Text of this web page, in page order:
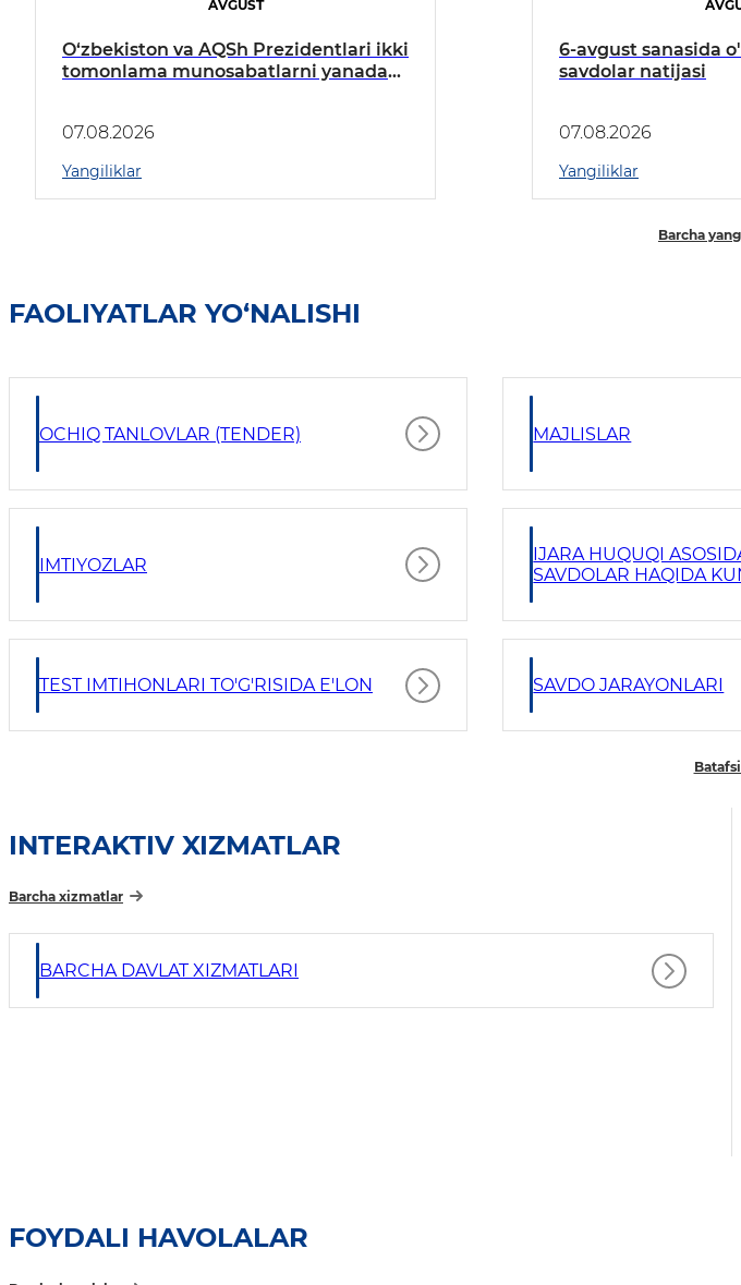
AVGUST
O‘zbekiston va AQSh Prezidentlari ikki
tomonlama munosabatlarni yanada
07.08.2026
Yangiliklar
6-avgust sanasida
savdolar natijasi
07.08.2026
Yangiliklar
Barcha
FAOLIYATLAR YO‘NALISHI
OCHIQ TANLOVLAR (TENDER) MAJLISLAR
IMTIYOZLAR
IJARA HUQUQI
SAVDOLAR HAQIDA
TEST IMTIHONLARI TO'G'RISIDA E'LON SAVDO JARAYONLARI
Batafsil
INTERAKTIV XIZMATLAR
Barcha xizmatlar
BARCHA DAVLAT XIZMATLARI
FOYDALI HAVOLALAR